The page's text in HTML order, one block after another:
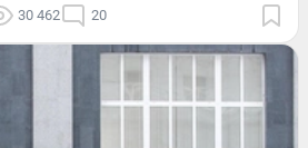
30 462 20